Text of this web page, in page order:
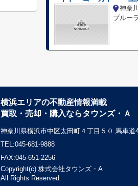
ブルー
横浜エリアの不動産情報満載
買取・売却・購入ならタウンズ・Ａ
神奈川県横浜市中区太田町４丁目５０ 馬車道
TEL:045-681-9888
FAX:045-651-2256
Copyright(c) 株式会社タウンズ・A
All Rights Reserved.